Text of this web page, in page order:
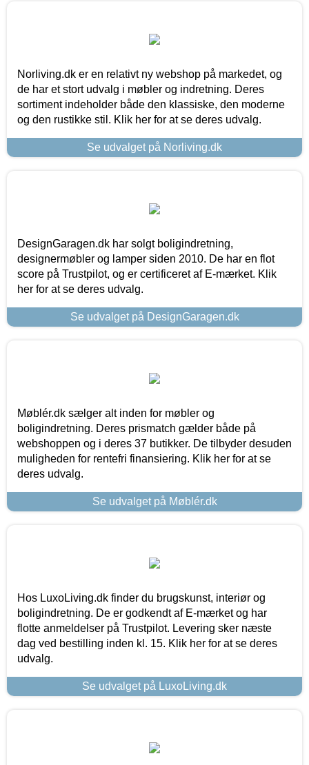
Norliving.dk er en relativt ny webshop på markedet, og
de har et stort udvalg i møbler og indretning. Deres
sortiment indeholder både den klassiske, den moderne
og den rustikke stil. Klik her for at se deres udvalg.
Se udvalget på Norliving.dk
DesignGaragen.dk har solgt boligindretning,
designermøbler og lamper siden 2010. De har en flot
score på Trustpilot, og er certificeret af E-mærket. Klik
her for at se deres udvalg.
Se udvalget på DesignGaragen.dk
Møblér.dk sælger alt inden for møbler og
boligindretning. Deres prismatch gælder både på
webshoppen og i deres 37 butikker. De tilbyder desuden
muligheden for rentefri finansiering. Klik her for at se
deres udvalg.
Se udvalget på Møblér.dk
Hos LuxoLiving.dk finder du brugskunst, interiør og
boligindretning. De er godkendt af E-mærket og har
flotte anmeldelser på Trustpilot. Levering sker næste
dag ved bestilling inden kl. 15. Klik her for at se deres
udvalg.
Se udvalget på LuxoLiving.dk